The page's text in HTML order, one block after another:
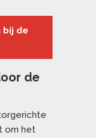
bij de
de
om het